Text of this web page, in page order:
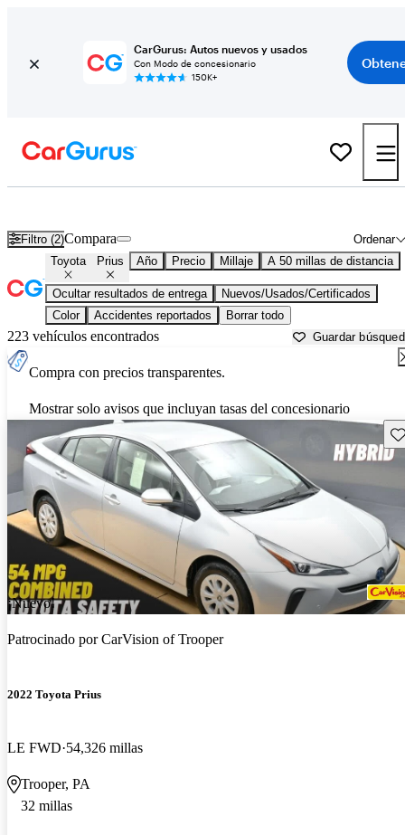
CarGurus: Autos nuevos y usados
Con Modo de concesionario
150K+
Filtro (2) Ordenar
Compara
Toyota Prius Año Precio Millaje A 50 millas de distancia
Ocultar resultados de entrega
Nuevos/Usados/Certificados
Color
Accidentes reportados Borrar todo
223 vehículos encontrados Guardar
Compra con precios transparentes.
Mostrar solo avisos que incluyan tasas del concesionario
¡Nuevo!
Patrocinado porCarVision of Trooper
2022 Toyota Prius
LE FWD 54,326 millas
Trooper, PA
32 millas